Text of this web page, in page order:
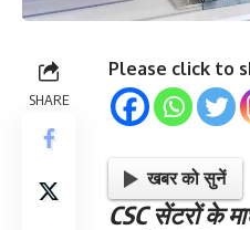
SHARE
Please click to
खबर को सुनें
CSC सेंटरों के